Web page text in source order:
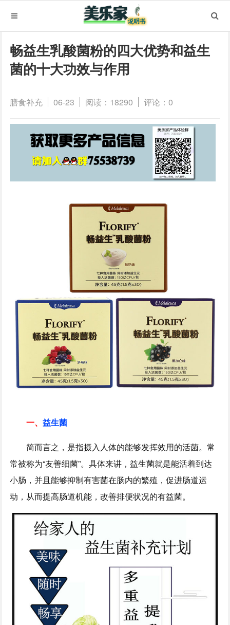
畅益生乳酸菌粉的四大优势和益生
菌的十大功效与作用
膳食补充 06-23 阅读：18290 评论：0
一、益生菌
简而言之，是指摄入人体的能够发挥效用的活菌。常
常被称为“友善细菌”。具体来讲，益生菌就是能活着到达
小肠，并且能够抑制有害菌在肠内的繁殖，促进肠道运
动，从而提高肠道机能，改善排便状况的有益菌。